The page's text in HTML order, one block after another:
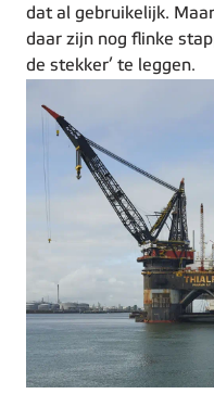
dat al gebruikelijk.
daar zijn nog flinke
de stekker’ te leggen.